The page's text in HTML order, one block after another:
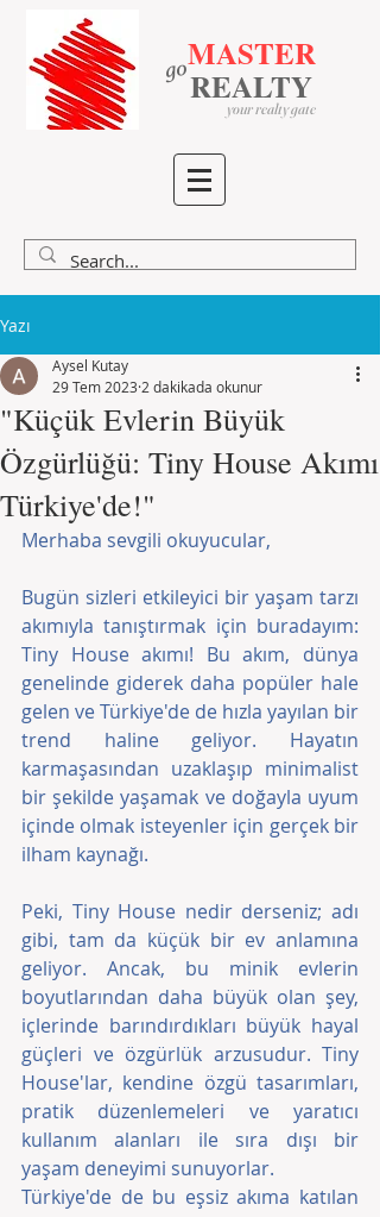
MASTER
​REALTY
​go
your realty gate
Yazı
"Küçük Evlerin Büyük
Özgürlüğü: Tiny House Akımı
Türkiye'de!"
Aysel Kutay
29 Tem 2023 2 dakikada okunur
Merhaba sevgili okuyucular,
Bugün sizleri etkileyici bir yaşam tarzı
akımıyla tanıştırmak için buradayım:
Tiny House akımı! Bu akım, dünya
genelinde giderek daha popüler hale
gelen ve Türkiye'de de hızla yayılan bir
trend haline geliyor. Hayatın
karmaşasından uzaklaşıp minimalist
bir şekilde yaşamak ve doğayla uyum
içinde olmak isteyenler için gerçek bir
ilham kaynağı.
Peki, Tiny House nedir derseniz; adı
gibi, tam da küçük bir ev anlamına
geliyor. Ancak, bu minik evlerin
boyutlarından daha büyük olan şey,
içlerinde barındırdıkları büyük hayal
güçleri ve özgürlük arzusudur. Tiny
House'lar, kendine özgü tasarımları,
pratik düzenlemeleri ve yaratıcı
kullanım alanları ile sıra dışı bir
yaşam deneyimi sunuyorlar.
Türkiye'de de bu eşsiz akıma katılan